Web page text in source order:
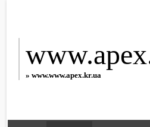
» www.www.apex.kr.ua